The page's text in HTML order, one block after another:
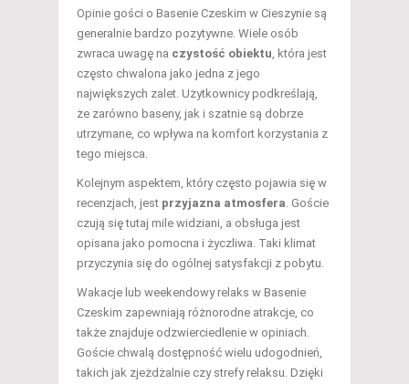
Opinie gości o Basenie Czeskim w Cieszynie są
generalnie bardzo pozytywne. Wiele osób
zwraca uwagę na czystość obiektu , która jest
często chwalona jako jedna z jego
największych zalet. Użytkownicy podkreślają,
że zarówno baseny, jak i szatnie są dobrze
utrzymane, co wpływa na komfort korzystania z
tego miejsca.
Kolejnym aspektem, który często pojawia się w
recenzjach, jest przyjazna atmosfera . Goście
czują się tutaj mile widziani, a obsługa jest
opisana jako pomocna i życzliwa. Taki klimat
przyczynia się do ogólnej satysfakcji z pobytu.
Wakacje lub weekendowy relaks w Basenie
Czeskim zapewniają różnorodne atrakcje, co
także znajduje odzwierciedlenie w opiniach.
Goście chwalą dostępność wielu udogodnień,
takich jak zjeżdżalnie czy strefy relaksu. Dzięki